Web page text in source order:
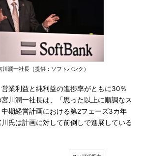
潤一社長（提供：ソフトバンク）
業利益と純利益の進捗率がともに30％
川潤一社長は、「思った以上に順調なス
期経営計画における第2フェーズ3カ年
氏は計画に対して前倒しで進展している